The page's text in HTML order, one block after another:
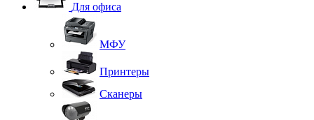
Для офиса
МФУ
Принтеры
Сканеры